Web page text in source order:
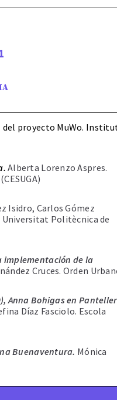
proyecto MuWo.
Alberta Lorenzo Aspres.
Isidro, Carlos Gómez
Universitat Politècnica de
implementación de la
Cruces. Orden
Anna Bohigas en
Díaz Fasciolo. Escola
Buenaventura. Mónica